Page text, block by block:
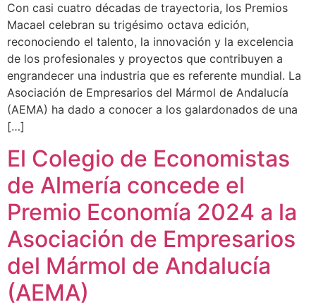
Con casi cuatro décadas de trayectoria, los Premios
Macael celebran su trigésimo octava edición,
reconociendo el talento, la innovación y la excelencia
de los profesionales y proyectos que contribuyen a
engrandecer una industria que es referente mundial. La
Asociación de Empresarios del Mármol de Andalucía
(AEMA) ha dado a conocer a los galardonados de una
[…]
El Colegio de Economistas
de Almería concede el
Premio Economía 2024 a la
Asociación de Empresarios
del Mármol de Andalucía
(AEMA)